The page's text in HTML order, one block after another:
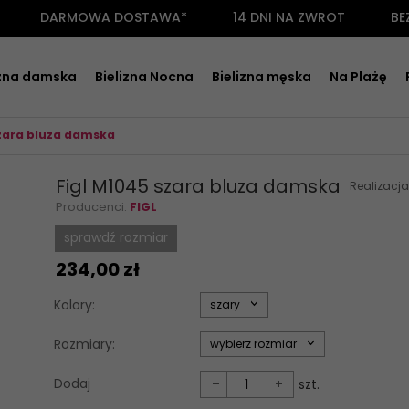
DARMOWA DOSTAWA* 14 DNI NA ZWROT
damska Bielizna Nocna Bielizna męska Na Plażę
bluza damska
Figl M1045 szara bluza damska
Producenci: FIGL
sprawdź rozmiar
234,00zł
Kolory: options[34]
szary
Rozmiary: options[35]
wybierz rozmiar
Dodaj szt.